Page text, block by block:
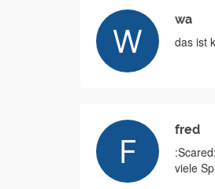
wa
das ist
fred
viele